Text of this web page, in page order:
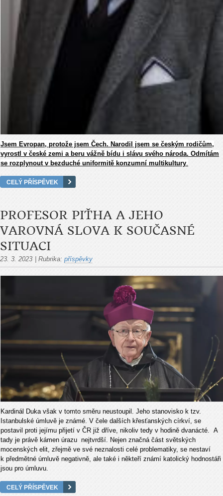
Jsem Evropan, protože jsem Čech. Narodil jsem se českým rodičům,
vyrostl v české zemi a beru vážně bídu i slávu svého národa. Odmítám
se rozplynout v bezduché uniformitě konzumní multikultury.
CELÝ PŘÍSPĚVEK
PROFESOR PIŤHA A JEHO
VAROVNÁ SLOVA K SOUČASNÉ
SITUACI
23. 3. 2023 Rubrika: příspěvky
Kardinál Duka však v tomto směru neustoupil. Jeho stanovisko k tzv.
Istanbulské úmluvě je známé. V čele dalších křesťanských církví, se
postavil proti jejímu přijetí v ČR již dříve, nikoliv tedy v hodině dvanácté. A
tady je právě kámen úrazu nejtvrdší. Nejen značná část světských
mocenských elit, zřejmě ve své neznalosti celé problematiky, se nestaví
k předmětné úmluvě negativně, ale také i někteří známí katolický hodnostáři
jsou pro úmluvu.
CELÝ PŘÍSPĚVEK